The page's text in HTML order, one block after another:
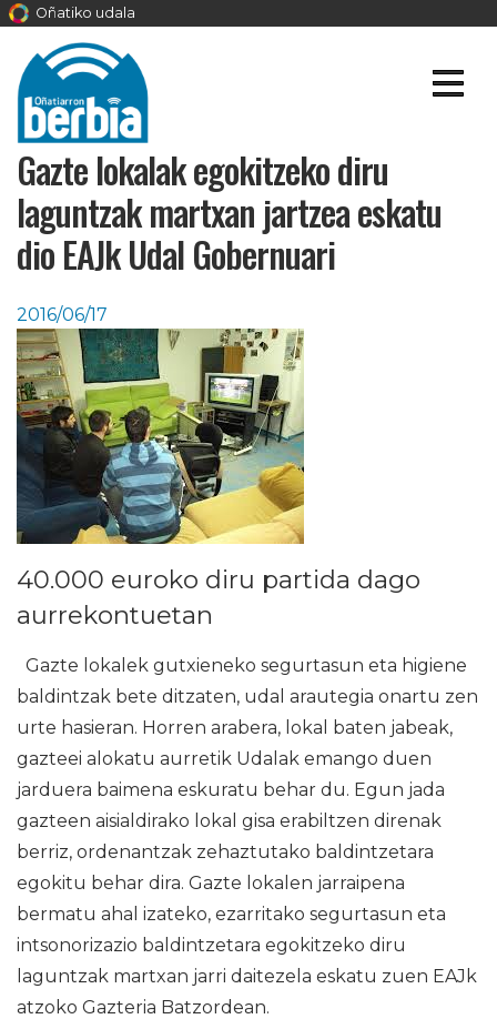
Oñatiko udala
Gazte lokalak egokitzeko diru
laguntzak martxan jartzea eskatu
dio EAJk Udal Gobernuari
2016/06/17
40.000 euroko diru partida dago
aurrekontuetan
Gazte lokalek gutxieneko segurtasun eta higiene
baldintzak bete ditzaten, udal arautegia onartu zen
urte hasieran. Horren arabera, lokal baten jabeak,
gazteei alokatu aurretik Udalak emango duen
jarduera baimena eskuratu behar du. Egun jada
gazteen aisialdirako lokal gisa erabiltzen direnak
berriz, ordenantzak zehaztutako baldintzetara
egokitu behar dira. Gazte lokalen jarraipena
bermatu ahal izateko, ezarritako segurtasun eta
intsonorizazio baldintzetara egokitzeko diru
laguntzak martxan jarri daitezela eskatu zuen EAJk
atzoko Gazteria Batzordean.